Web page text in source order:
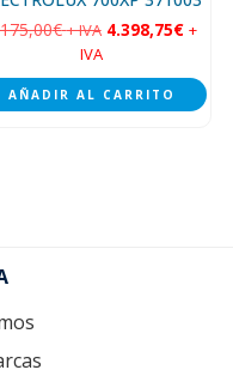
€ + IVA 4.398,75€ +
IVA
AÑADIR AL CARRITO